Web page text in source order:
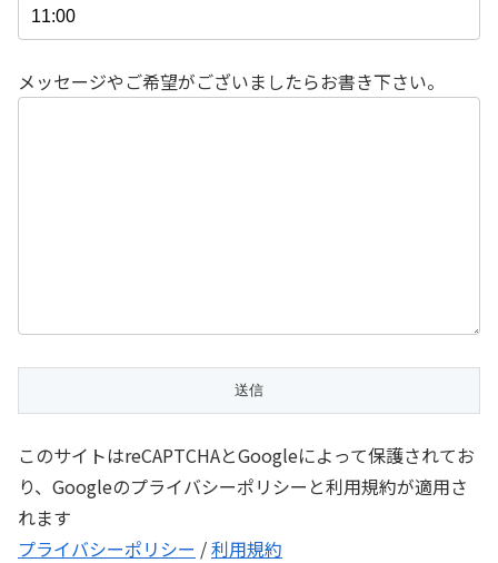
メッセージやご希望がございましたらお書き下さい。
このサイトはreCAPTCHAとGoogleによって保護されてお
り、Googleのプライバシーポリシーと利用規約が適用さ
れます
プライバシーポリシー /利用規約